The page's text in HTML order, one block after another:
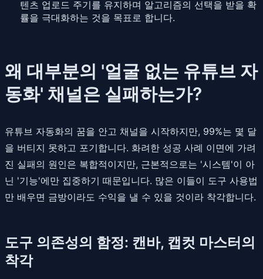
텐츠 업로드 주기를 유지하며 알고리즘의 선택을 받을 확
률을 극대화하는 것을 목표로 합니다.
왜 대부분의 '얼굴 없는 유튜브 자
동화' 채널은 실패하는가?
유튜브 자동화의 꿈을 안고 채널을 시작하지만, 99%는 몇 달
을 버티지 못하고 포기합니다. 화려한 성공 사례 이면에 가려
진 실패의 원인은 복합적이지만, 근본적으로는 '시스템'이 아
닌 '기능'에만 집중하기 때문입니다. 많은 이들이 도구 사용법
만 배우면 금방이라도 수익을 낼 수 있을 것이라 착각합니다.
도구 의존성의 함정: 캔바, 캡컷 마스터의
착각